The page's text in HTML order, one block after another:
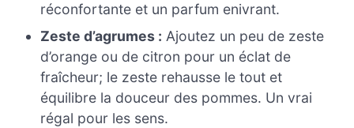
réconfortante et un parfum enivrant.
Zeste d’agrumes : Ajoutez un peu de zeste
d’orange ou de citron pour un éclat de
fraîcheur; le zeste rehausse le tout et
équilibre la douceur des pommes. Un vrai
régal pour les sens.